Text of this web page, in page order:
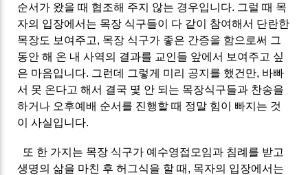
순서가 왔을 때 협조해 주지 않는 경우입니다. 그럴 때 목
자의 입장에서는 목장 식구들이 다 같이 참여해서 단란한
목장도 보여주고, 목장 식구가 좋은 간증을 함으로써 그
동안 해 온 내 사역의 결과를 교인들 앞에서 보여주고 싶
은 마음입니다. 그런데 그렇게 미리 공지를 했건만, 바빠
서 못 온다고 해서 결국 몇 안 되는 목장식구들과 찬송을
하거나 오후예배 순서를 진행할 때 정말 힘이 빠지는 것
이 사실입니다.
또 한 가지는 목장 식구가 예수영접모임과 침례를 받고
생명의 삶을 마친 후 허그식을 할 때, 목자의 입장에서는